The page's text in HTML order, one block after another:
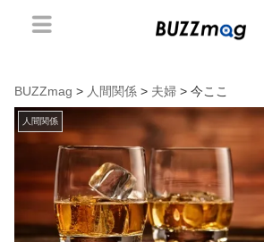
BUZZmag > 人間関係 > 夫婦 > 今ここ
人間関係